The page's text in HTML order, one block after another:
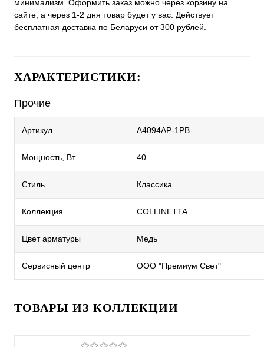
минимализм. Оформить заказ можно через корзину на
сайте, а через 1-2 дня товар будет у вас. Действует
бесплатная доставка по Беларуси от 300 рублей.
ХАРАКТЕРИСТИКИ:
Прочие
Артикул A4094AP-1PB
Мощность, Вт 40
Стиль Классика
Коллекция COLLINETTA
Цвет арматуры Медь
Сервисный центр ООО "Премиум Свет"
ТОВАРЫ ИЗ КОЛЛЕКЦИИ